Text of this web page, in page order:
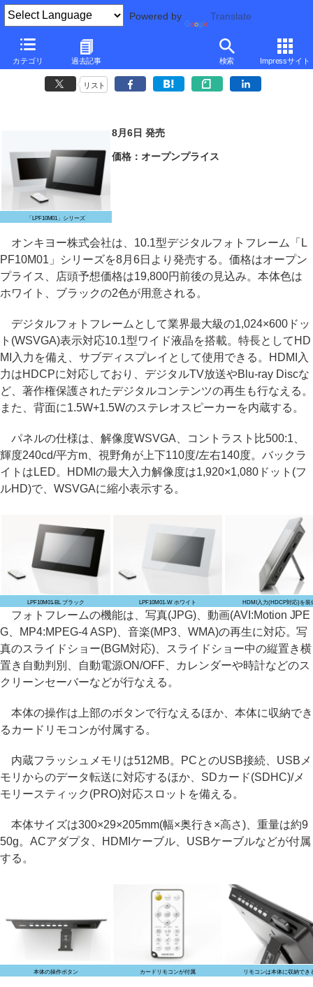
Powered by Translate
カテゴリ 過去記事 検索 Impressサイト
オンキヨー、HDMI入力付き10.1型デジタルフォトフレーム
～実売19,800円。スピーカー内蔵/リモコン付属
リスト
「LPF10M01」シリーズ
8月6日 発売
価格：オープンプライス
オンキヨー株式会社は、10.1型デジタルフォトフレーム「L
PF10M01」シリーズを8月6日より発売する。価格はオープン
プライス、店頭予想価格は19,800円前後の見込み。本体色は
ホワイト、ブラックの2色が用意される。
デジタルフォトフレームとして業界最大級の1,024×600ドッ
ト(WSVGA)表示対応10.1型ワイド液晶を搭載。特長としてHD
MI入力を備え、サブディスプレイとして使用できる。HDMI入
力はHDCPに対応しており、デジタルTV放送やBlu-ray Discな
ど、著作権保護されたデジタルコンテンツの再生も行なえる。
また、背面に1.5W+1.5Wのステレオスピーカーを内蔵する。
パネルの仕様は、解像度WSVGA、コントラスト比500:1、
輝度240cd/平方m、視野角が上下110度/左右140度。バックラ
イトはLED。HDMIの最大入力解像度は1,920×1,080ドット(フ
ルHD)で、WSVGAに縮小表示する。
LPF10M01-BL ブラック LPF10M01-W ホワイト HDMI入力(HDCP対応)を装
フォトフレームの機能は、写真(JPG)、動画(AVI:Motion JPE
G、MP4:MPEG-4 ASP)、音楽(MP3、WMA)の再生に対応。写
真のスライドショー(BGM対応)、スライドショー中の縦置き横
置き自動判別、自動電源ON/OFF、カレンダーや時計などのス
クリーンセーバーなどが行なえる。
本体の操作は上部のボタンで行なえるほか、本体に収納でき
るカードリモコンが付属する。
内蔵フラッシュメモリは512MB。PCとのUSB接続、USBメ
モリからのデータ転送に対応するほか、SDカード(SDHC)/メ
モリースティック(PRO)対応スロットを備える。
本体サイズは300×29×205mm(幅×奥行き×高さ)、重量は約9
50g。ACアダプタ、HDMIケーブル、USBケーブルなどが付属
する。
本体の操作ボタン カードリモコンが付属 リモコンは本体に収納でき